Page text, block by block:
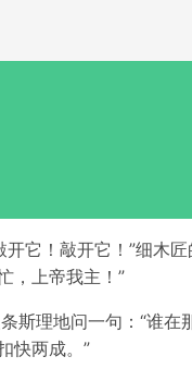
它！敲开它！”细木
，上帝我主！”
理地问一句：“谁在
快两成。”